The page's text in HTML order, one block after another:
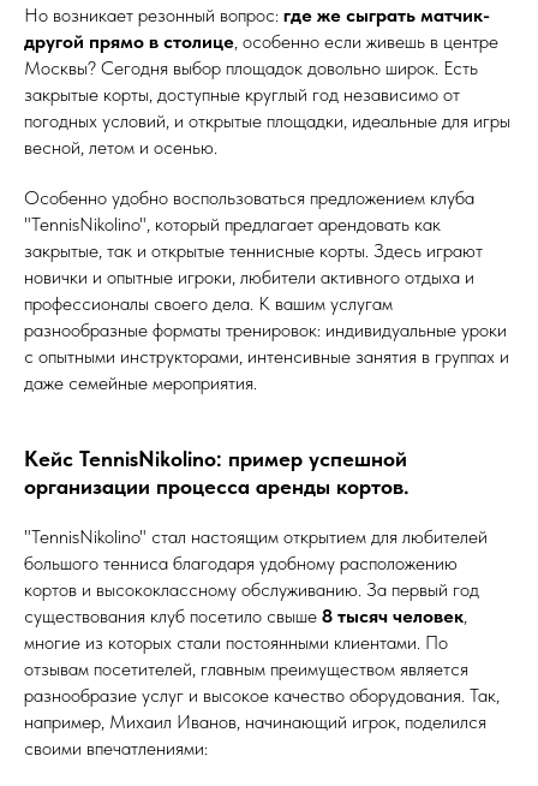
Но возникает резонный вопрос: где же сыграть матчик-
другой прямо в столице, особенно если живешь в центре
Москвы? Сегодня выбор площадок довольно широк. Есть
закрытые корты, доступные круглый год независимо от
погодных условий, и открытые площадки, идеальные для игры
весной, летом и осенью.
Особенно удобно воспользоваться предложением клуба
"TennisNikolino", который предлагает арендовать как
закрытые, так и открытые теннисные корты. Здесь играют
новички и опытные игроки, любители активного отдыха и
профессионалы своего дела. К вашим услугам
разнообразные форматы тренировок: индивидуальные уроки
с опытными инструкторами, интенсивные занятия в группах и
даже семейные мероприятия.
Кейс TennisNikolino: пример успешной
организации процесса аренды кортов.
"TennisNikolino" стал настоящим открытием для любителей
большого тенниса благодаря удобному расположению
кортов и высококлассному обслуживанию. За первый год
существования клуб посетило свыше 8 тысяч человек,
многие из которых стали постоянными клиентами. По
отзывам посетителей, главным преимуществом является
разнообразие услуг и высокое качество оборудования. Так,
например, Михаил Иванов, начинающий игрок, поделился
своими впечатлениями: